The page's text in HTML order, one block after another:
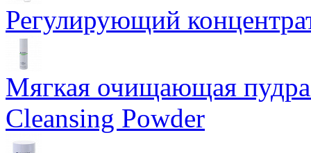
Регулирующий
Мягкая очищающая
Cleansing Powder